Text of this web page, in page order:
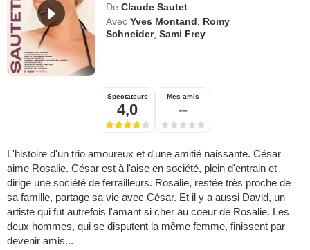
De Claude Sautet
Avec Yves Montand
Romy
Schneider,Sami Frey
Spectateurs
4,0
Mes amis
--
L'histoire d'un trio amoureux et d'une amitié naissante. César
aime Rosalie. César est à l'aise en société, plein d'entrain et
dirige une société de ferrailleurs. Rosalie, restée très proche de
sa famille, partage sa vie avec César. Et il y a aussi David, un
artiste qui fut autrefois l'amant si cher au coeur de Rosalie. Les
deux hommes, qui se disputent la même femme, finissent par
devenir amis...